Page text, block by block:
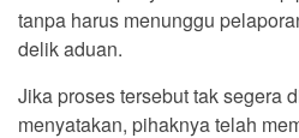
tanpa harus menunggu
delik aduan.
Jika proses tersebut tak segera
menyatakan, pihaknya telah